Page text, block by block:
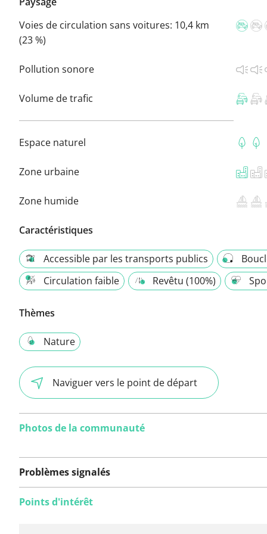
Voies de circulation sans voitures: 10,4 km
(23 %)
Pollution sonore
Volume de trafic
Espace naturel
Zone urbaine
Zone humide
Caractéristiques
Accessible par les transports publics
Circulation faible
Revêtu (100%)
Thèmes
Nature
Naviguer vers le point de départ
Photos de la communauté
Problèmes signalés
Points d'intérêt